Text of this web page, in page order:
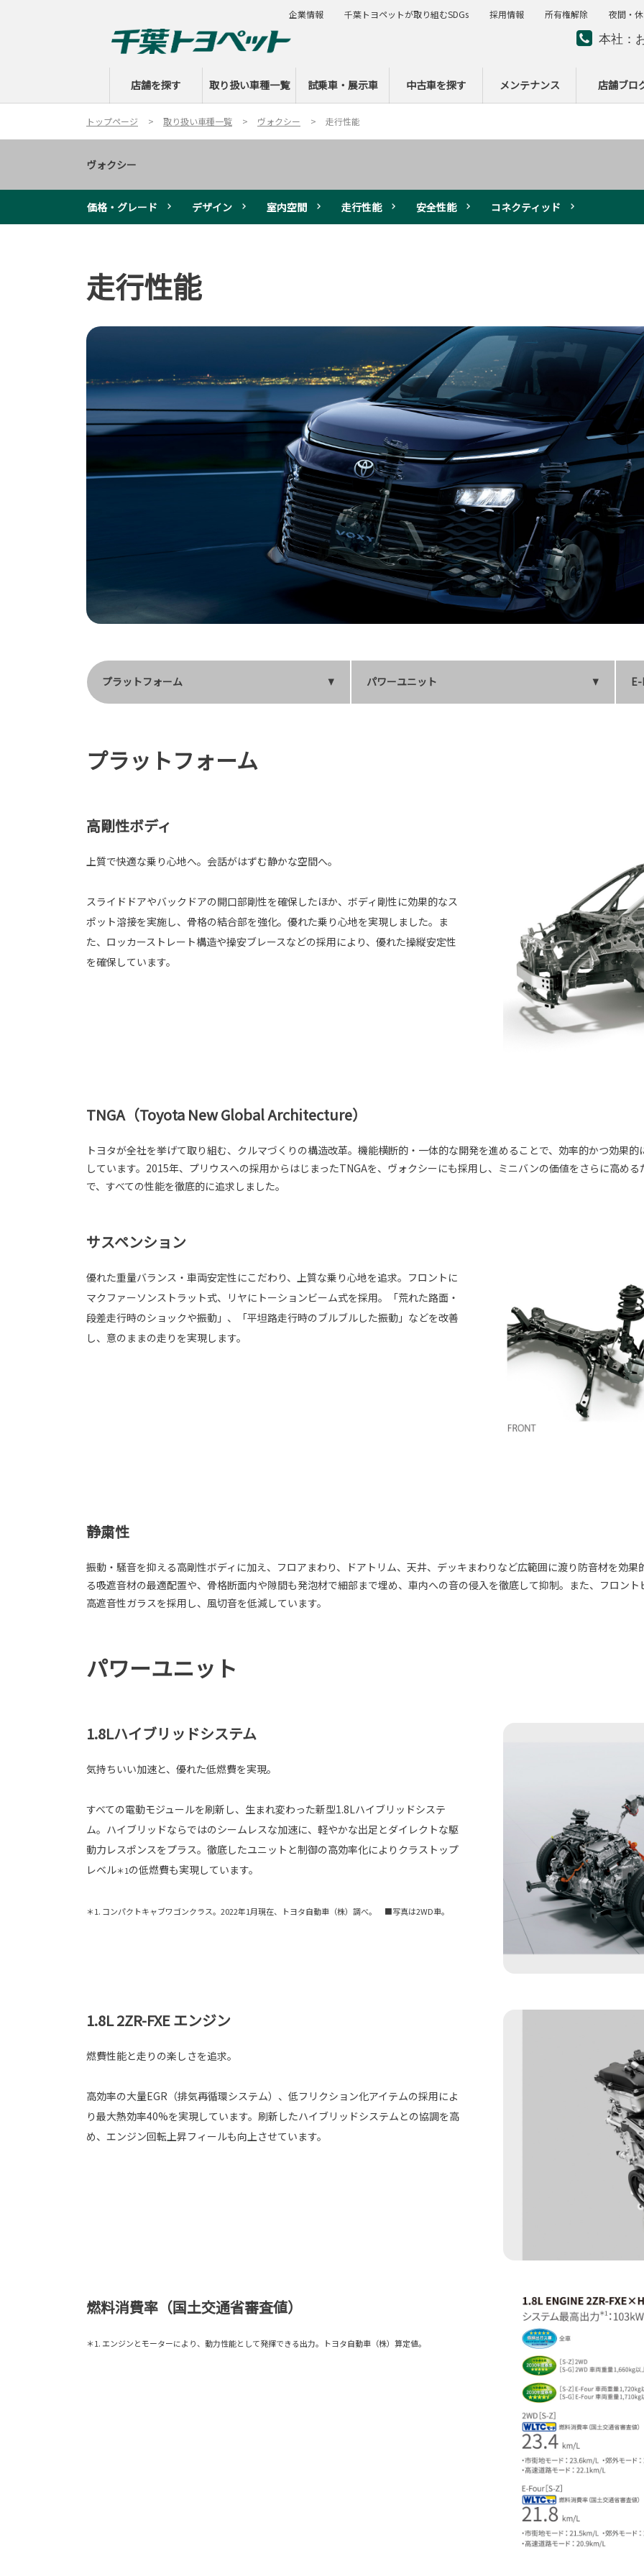
本社：
ー
店舗を探す 取り扱い車種一覧 試乗車・展示車 中古車を探す メンテナンス 店舗ブロ
企業情報 千葉トヨペットが取り組むSDGs 採用情報 所有権解除 夜間・
トップページ 取り扱い車種一覧 ヴォクシー 走行性能
ヴォクシー
価格・グレード デザイン 室内空間 走行性能 安全性能 コネクティッド
走行性能
プラットフォーム パワーユニット
プラットフォーム
高剛性ボディ
上質で快適な乗り心地へ。会話がはずむ静かな空間へ。
スライドドアやバックドアの開口部剛性を確保したほか、ボディ剛性に効果的なス
ポット溶接を実施し、骨格の結合部を強化。優れた乗り心地を実現しました。ま
た、ロッカーストレート構造や操安ブレースなどの採用により、優れた操縦安定性
を確保しています。
TNGA（Toyota New Global Architecture）
トヨタが全社を挙げて取り組む、クルマづくりの構造改革。機能横断的・一体的な開発を進めることで、効率的かつ効果
しています。2015年、プリウスへの採用からはじまったTNGAを、ヴォクシーにも採用し、ミニバンの価値をさらに高め
で、すべての性能を徹底的に追求しました。
サスペンション
優れた重量バランス・車両安定性にこだわり、上質な乗り心地を追求。フロントに
マクファーソンストラット式、リヤにトーションビーム式を採用。「荒れた路面・
段差走行時のショックや振動」、「平坦路走行時のブルブルした振動」などを改善
し、意のままの走りを実現します。
静粛性
振動・騒音を抑える高剛性ボディに加え、フロアまわり、ドアトリム、天井、デッキまわりなど広範囲に渡り防音材を効
る吸遮音材の最適配置や、骨格断面内や隙間も発泡材で細部まで埋め、車内への音の侵入を徹底して抑制。また、フロン
高遮音性ガラスを採用し、風切音を低減しています。
パワーユニット
1.8Lハイブリッドシステム
気持ちいい加速と、優れた低燃費を実現。
すべての電動モジュールを刷新し、生まれ変わった新型1.8Lハイブリッドシステ
ム。ハイブリッドならではのシームレスな加速に、軽やかな出足とダイレクトな駆
動力レスポンスをプラス。徹底したユニットと制御の高効率化によりクラストップ
レベル＊1の低燃費も実現しています。
＊1. コンパクトキャブワゴンクラス。2022年1月現在、トヨタ自動車（株）調べ。 ■写真は2WD車。
1.8L 2ZR-FXE エンジン
燃費性能と走りの楽しさを追求。
高効率の大量EGR（排気再循環システム）、低フリクション化アイテムの採用によ
り最大熱効率40%を実現しています。刷新したハイブリッドシステムとの協調を高
め、エンジン回転上昇フィールも向上させています。
燃料消費率（国土交通省審査値）
＊1. エンジンとモーターにより、動力性能として発揮できる出力。トヨタ自動車（株）算定値。